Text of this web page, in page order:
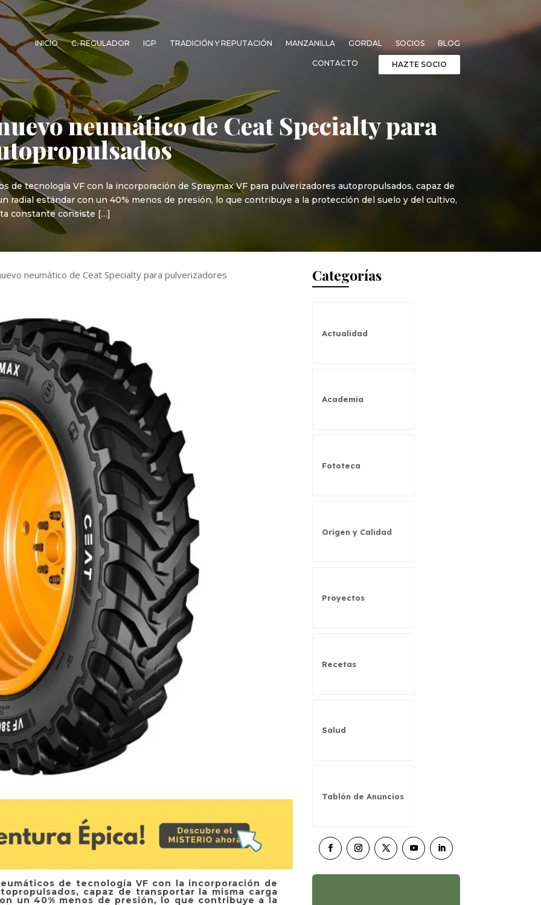
INICIO C. REGULADOR IGP TRADICIÓN Y REPUTACIÓN MANZANILLA GORDAL SOCIOS BLOG
CONTACTO HAZTE SOCIO
neumático de Ceat Specialty para
de tecnología VF con la incorporación de Spraymax VF para pulverizadores autopropulsados, capaz de
radial estándar con un 40% menos de presión, lo que contribuye a la protección del suelo y del cultivo,
constante consiste […]
neumático de Ceat Specialty para pulverizadores
de tecnología VF con la incorporación de
capaz de transportar la misma carga
un 40% menos de presión, lo que contribuye a la
Categorías
Actualidad
Academia
Fototeca
Origen y Calidad
Proyectos
Recetas
Salud
Tablón de Anuncios